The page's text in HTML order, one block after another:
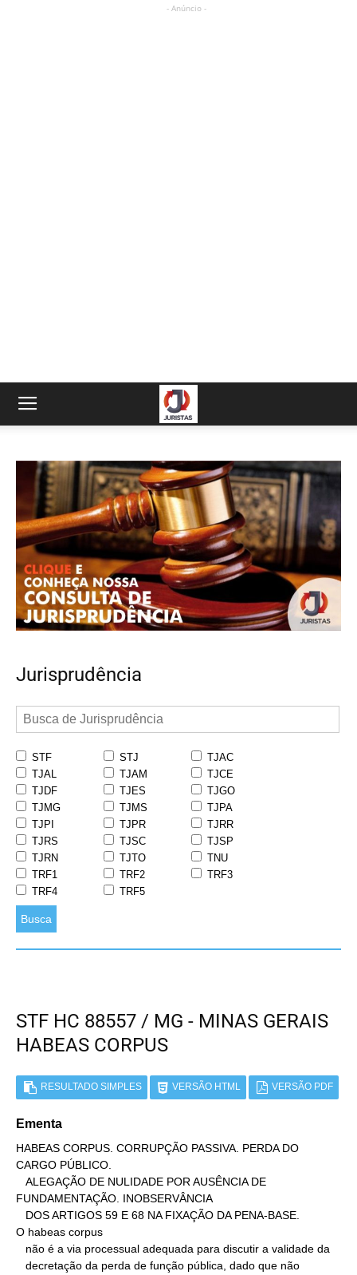
- Anúncio -
Jurisprudência
STF STJ
TJAC
TJAL
TJAM
TJCE
TJDF
TJES
TJGO
TJMG
TJMS
TJPA
TJPI
TJPR
TJRR
TJRS
TJSC
TJSP
TJRN
TJTO
TNU
TRF1
TRF2
TRF3
TRF4
TRF5
Busca
STF HC 88557 / MG - MINAS GERAIS
HABEAS CORPUS
RESULTADO SIMPLES VERSÃO HTML VERSÃO PDF
Ementa
HABEAS CORPUS. CORRUPÇÃO PASSIVA. PERDA DO
CARGO PÚBLICO.
FUNDAMENTAÇÃO. INOBSERVÂNCIA
O habeas corpus